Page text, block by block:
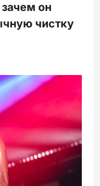
зачем он
чистку